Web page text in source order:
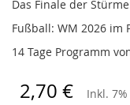
Das Finale der
Fußball: WM 2026 im
14 Tage Programm
2,70 € Inkl.